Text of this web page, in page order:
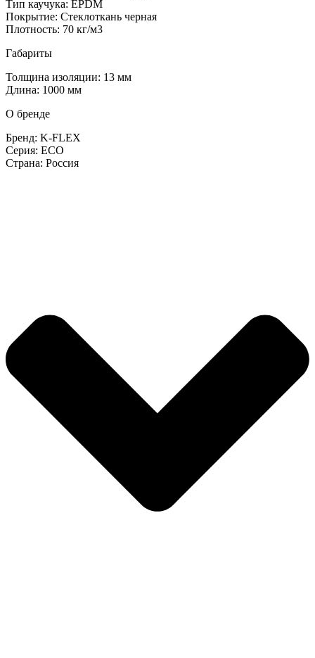
Тип каучука: EPDM
Покрытие: Стеклоткань черная
Плотность: 70 кг/м3
Габариты
Толщина изоляции: 13 мм
Длина: 1000 мм
О бренде
Бренд: K-FLEX
Серия: ECO
Страна: Россия